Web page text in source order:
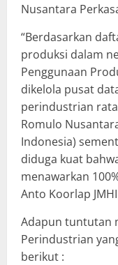
Nusantara
“Berdasarkan
produksi dalam
Penggunaan
dikelola pusat
perindustrian
Romulo
Indonesia)
diduga kuat
menawarkan
Anto Koorlap JMHI
Adapun tuntutan
Perindustrian
berikut :